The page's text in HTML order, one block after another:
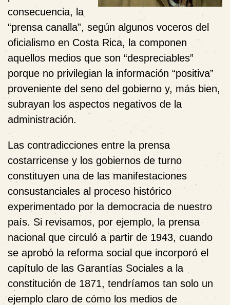
consecuencia, la
“prensa canalla”, según algunos voceros del
oficialismo en Costa Rica, la componen
aquellos medios que son “despreciables”
porque no privilegian la información “positiva”
proveniente del seno del gobierno y, más bien,
subrayan los aspectos negativos de la
administración.
Las contradicciones entre la prensa
costarricense y los gobiernos de turno
constituyen una de las manifestaciones
consustanciales al proceso histórico
experimentado por la democracia de nuestro
país. Si revisamos, por ejemplo, la prensa
nacional que circuló a partir de 1943, cuando
se aprobó la reforma social que incorporó el
capítulo de las Garantías Sociales a la
constitución de 1871, tendríamos tan solo un
ejemplo claro de cómo los medios de